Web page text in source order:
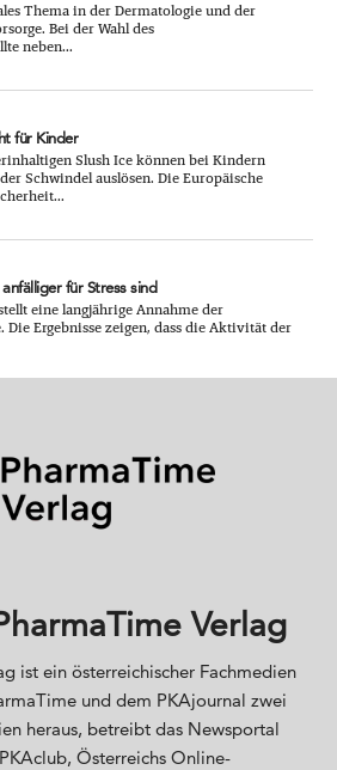
Thema in der Dermatologie und der
Bei der Wahl des
neben...
für Kinder
Slush Ice können bei Kindern
Schwindel auslösen. Die Europäische
für Stress sind
eine langjährige Annahme der
Ergebnisse zeigen, dass die Aktivität der
Verlag
ist ein österreichischer Fachmedien
und dem PKAjournal zwei
heraus, betreibt das Newsportal
Österreichs Online-